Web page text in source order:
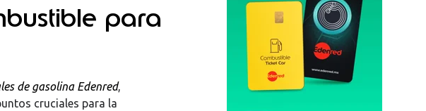
para
de gasolina Edenred,
cruciales para la